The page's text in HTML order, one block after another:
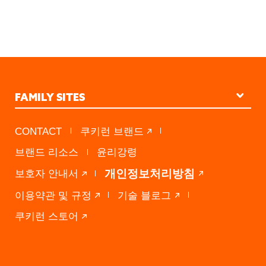
CONTACT
쿠키런 브랜드
브랜드 리소스
윤리강령
보호자 안내서
개인정보처리방침
이용약관 및 규정
기술 블로그
쿠키런 스토어
FAMILY SITES
STUDIO KINGDOM
PRESS A
DEVSISTERS VENTURES